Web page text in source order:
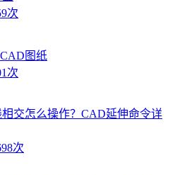
次
图纸
次
交怎么操作？CAD延伸命令详
次